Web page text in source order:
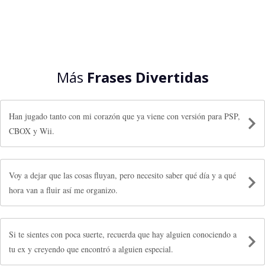
Más Frases Divertidas
Han jugado tanto con mi corazón que ya viene con versión para PSP,
CBOX y Wii.
Voy a dejar que las cosas fluyan, pero necesito saber qué día y a qué
hora van a fluir así me organizo.
Si te sientes con poca suerte, recuerda que hay alguien conociendo a
tu ex y creyendo que encontró a alguien especial.